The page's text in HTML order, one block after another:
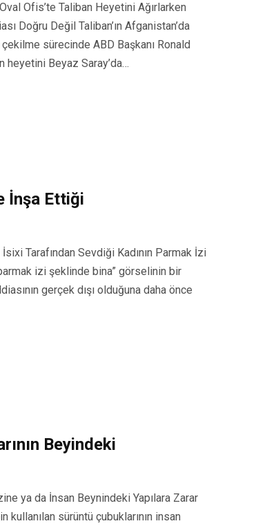
Ofis’te Taliban Heyetini Ağırlarken
Doğru Değil Taliban’ın Afganistan’da
sürecinde ABD Başkanı Ronald
heyetini Beyaz Saray’da…
İnşa Ettiği
Tarafından Sevdiği Kadının Parmak İzi
izi şeklinde bina” görselinin bir
gerçek dışı olduğuna daha önce
Beyindeki
ya da İnsan Beynindeki Yapılara Zarar
sürüntü çubuklarının insan